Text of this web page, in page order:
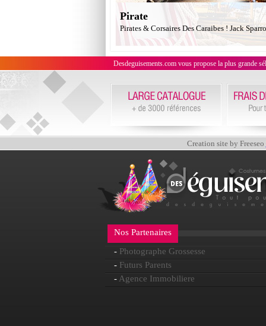
Pirate
Pirates & Corsaires Des Caraibes ! Jack
Desdeguisements.com vous propose la plus grande
Creation site by Freeseo
Nos Partenaires
- Photographe Grossesse
- Futurs Parents
- Agence Immobiliere